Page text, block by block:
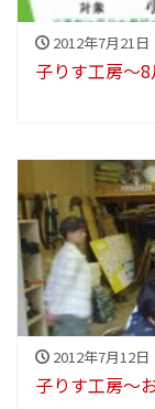
2012年7月21日
子りす工房～
2012年7月12日
子りす工房～